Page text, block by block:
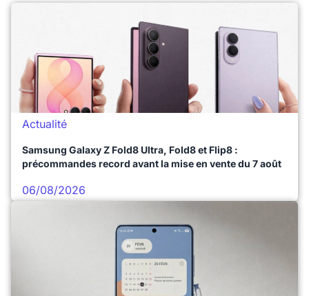
Actualité
Samsung Galaxy Z Fold8 Ultra, Fold8 et Flip8 :
précommandes record avant la mise en vente du 7 août
06/08/2026